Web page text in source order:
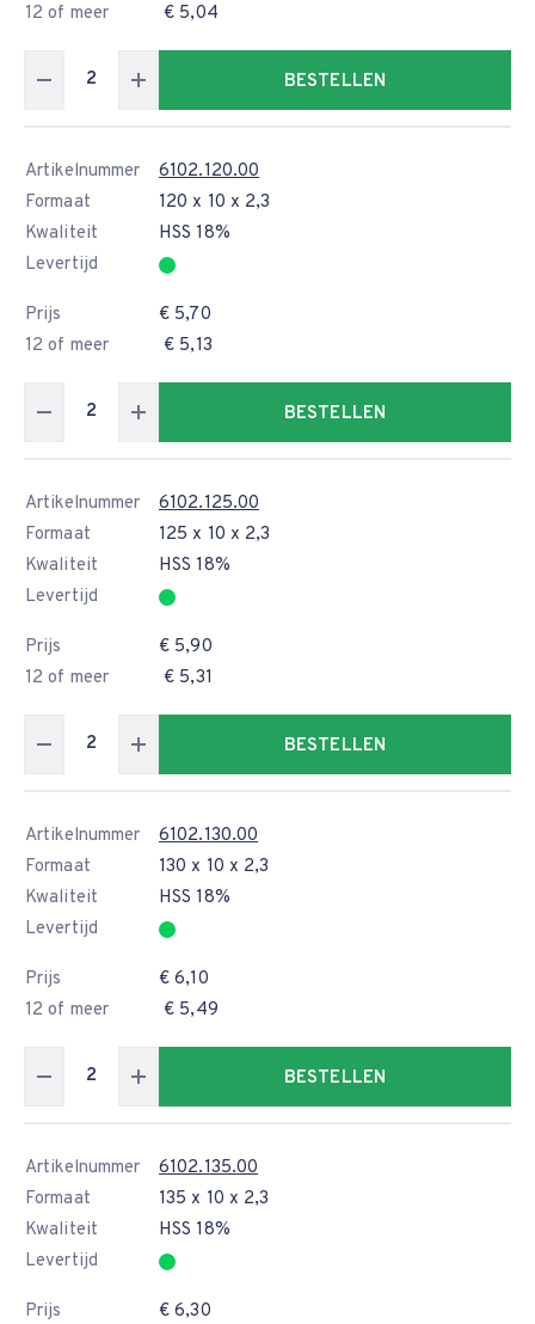
12 of meer € 5,04
BESTELLEN
Artikelnummer
6102.120.00
Formaat
120 x 10 x 2,3
Kwaliteit
HSS 18%
Levertijd
Prijs
€ 5,70
12 of meer
€ 5,13
BESTELLEN
Artikelnummer
6102.125.00
Formaat
125 x 10 x 2,3
Kwaliteit
HSS 18%
Levertijd
Prijs
€ 5,90
12 of meer
€ 5,31
BESTELLEN
Artikelnummer
6102.130.00
Formaat
130 x 10 x 2,3
Kwaliteit
HSS 18%
Levertijd
Prijs
€ 6,10
12 of meer
€ 5,49
BESTELLEN
Artikelnummer
6102.135.00
Formaat
135 x 10 x 2,3
Kwaliteit
HSS 18%
Levertijd
Prijs
€ 6,30